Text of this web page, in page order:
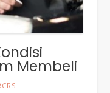
Membeli